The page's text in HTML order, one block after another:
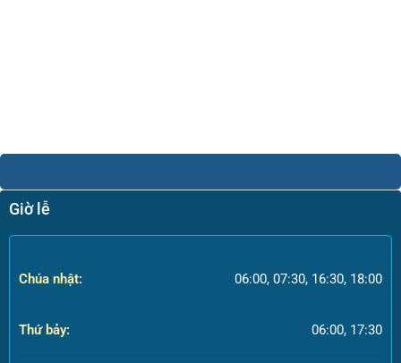
Giờ lễ
Chúa nhật: 06:00, 07:30, 16:30, 18:00
Thứ bảy: 06:00, 17:30